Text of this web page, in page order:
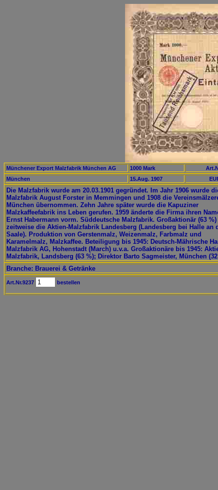
Münchener Export Malzfabrik München AG 1000 Mark
München
15.Aug. 1907
Die Malzfabrik wurde am 20.03.1901 gegründet. Im Jahr 1906 wurde
Malzfabrik August Forster in Memmingen und 1908 die
München übernommen. Zehn Jahre später wurde die Kapuziner
Malzkaffeefabrik ins Leben gerufen. 1959 änderte die Firma ihren
Ernst Habermann vorm. Süddeutsche Malzfabrik. Großaktionär (63 %)
zeitweise die Aktien-Malzfabrik Landesberg (Landesberg bei Halle an
Saale). Produktion von Gerstenmalz, Weizenmalz, Farbmalz und
Karamelmalz, Malzkaffee. Beteiligung bis 1945: Deutsch-Mährische
Malzfabrik AG, Hohenstadt (March) u.v.a. Großaktionäre bis 1945:
Malzfabrik, Landsberg (63 %); Direktor Barto Sagmeister, München
Branche: Brauerei & Getränke
Art.Nr.9237 bestellen